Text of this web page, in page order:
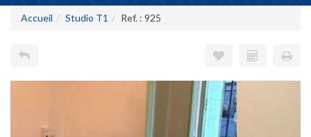
Accueil Studio T1 Ref. : 925